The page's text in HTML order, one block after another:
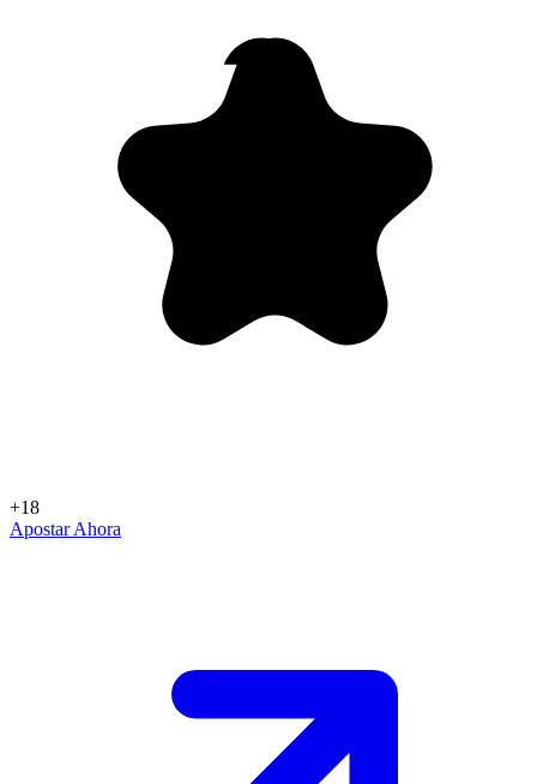
+18
Apostar Ahora